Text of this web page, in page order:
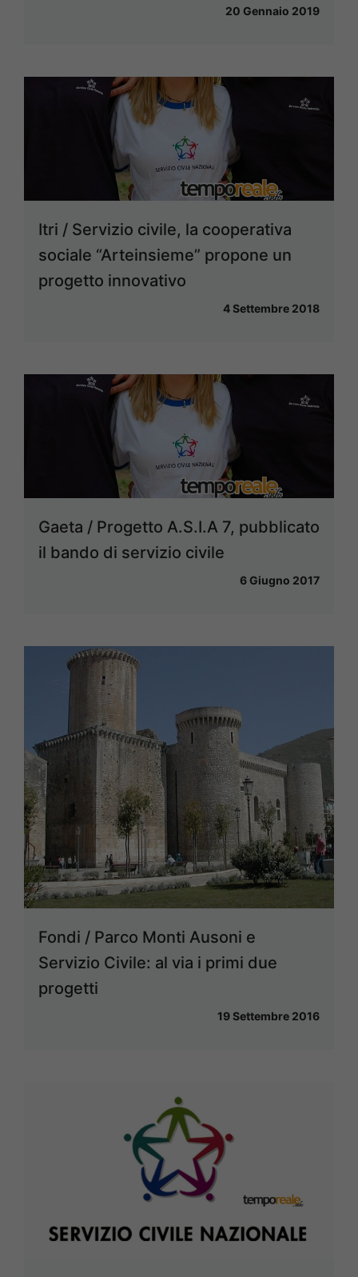
20 Gennaio 2019
Itri / Servizio civile, la cooperativa
sociale “Arteinsieme” propone un
progetto innovativo
4 Settembre 2018
Gaeta / Progetto A.S.I.A 7, pubblicato
il bando di servizio civile
6 Giugno 2017
Fondi / Parco Monti Ausoni e
Servizio Civile: al via i primi due
progetti
19 Settembre 2016